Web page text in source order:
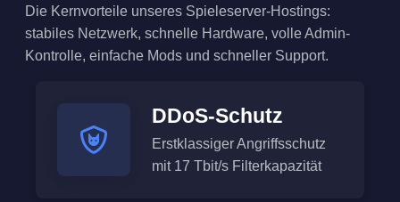
Die Kernvorteile unseres Spieleserver-Hostings:
stabiles Netzwerk, schnelle Hardware, volle Admin-
Kontrolle, einfache Mods und schneller Support.
DDoS-Schutz
Erstklassiger Angriffsschutz
mit 17 Tbit/s Filterkapazität